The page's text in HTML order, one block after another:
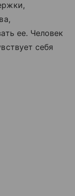
ее. Человек
себя